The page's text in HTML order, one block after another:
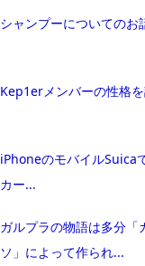
シャンプーについてのお
Kep1erメンバーの性格
iPhoneのモバイルSuica
カー...
ガルプラの物語は多分「
ソ」によって作られ...